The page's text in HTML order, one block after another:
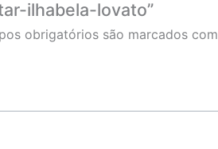
ilhabela-lovato”
obrigatórios são marcados com